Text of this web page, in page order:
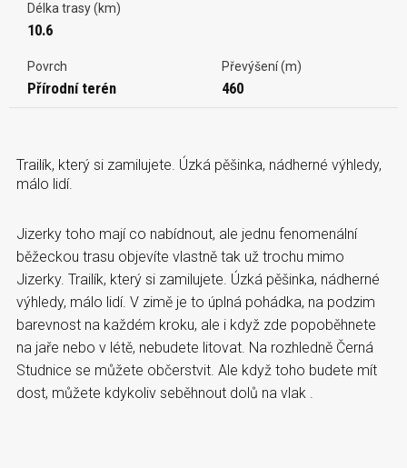
Délka trasy (km)
10.6
Povrch
Přírodní terén
Převýšení (m)
460
Trailík, který si zamilujete. Úzká pěšinka, nádherné výhledy,
málo lidí.
Jizerky toho mají co nabídnout, ale jednu fenomenální
běžeckou trasu objevíte vlastně tak už trochu mimo
Jizerky. Trailík, který si zamilujete. Úzká pěšinka, nádherné
výhledy, málo lidí. V zimě je to úplná pohádka, na podzim
barevnost na každém kroku, ale i když zde popoběhnete
na jaře nebo v létě, nebudete litovat. Na rozhledně Černá
Studnice se můžete občerstvit. Ale když toho budete mít
dost, můžete kdykoliv seběhnout dolů na vlak .